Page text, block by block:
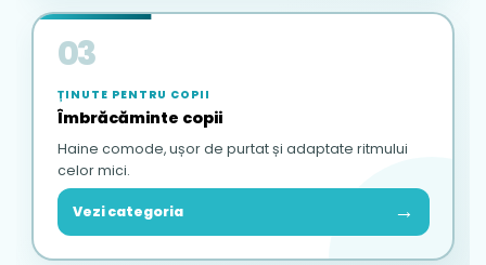
03
ȚINUTE PENTRU COPII
Îmbrăcăminte copii
Haine comode, ușor de purtat și adaptate ritmului
celor mici.
Vezi categoria →